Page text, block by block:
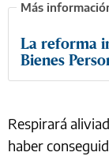
La reforma
Bienes
Respirará
haber